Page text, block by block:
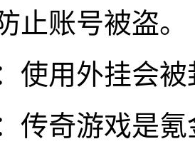
止账号被盗。
使用外挂会
传奇游戏是